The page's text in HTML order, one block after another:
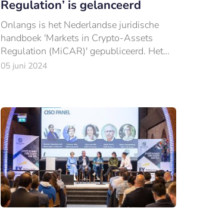
Regulation’ is gelanceerd
Onlangs is het Nederlandse juridische
handboek 'Markets in Crypto-Assets
Regulation (MiCAR)' gepubliceerd. Het
boek vormt een waardevolle bron voor
05 juni 2024